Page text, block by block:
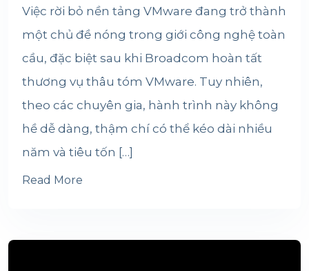
Việc rời bỏ nền tảng VMware đang trở thành
một chủ đề nóng trong giới công nghệ toàn
cầu, đặc biệt sau khi Broadcom hoàn tất
thương vụ thâu tóm VMware. Tuy nhiên,
theo các chuyên gia, hành trình này không
hề dễ dàng, thậm chí có thể kéo dài nhiều
năm và tiêu tốn […]
Read More